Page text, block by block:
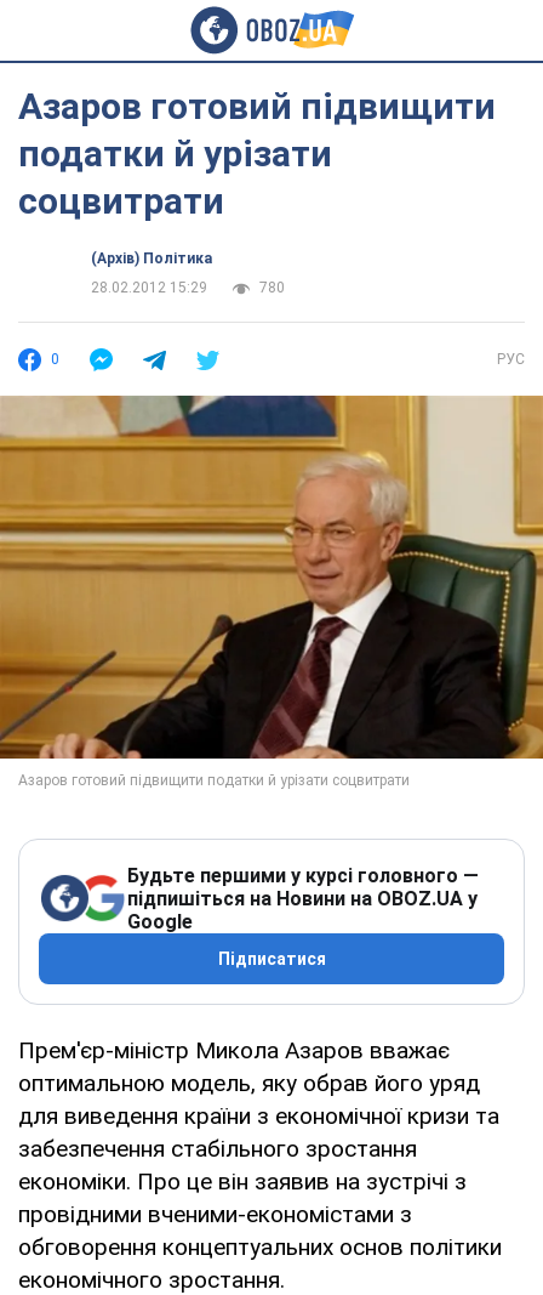
Азаров готовий підвищити
податки й урізати
соцвитрати
(Архів) Політика
28.02.2012 15:29
780
0 РУС
Будьте першими у курсі головного —
підпишіться на Новини на OBOZ.UA у
Google
Підписатися
Прем'єр-міністр Микола Азаров вважає
оптимальною модель, яку обрав його уряд
для виведення країни з економічної кризи та
забезпечення стабільного зростання
економіки. Про це він заявив на зустрічі з
провідними вченими-економістами з
обговорення концептуальних основ політики
економічного зростання.